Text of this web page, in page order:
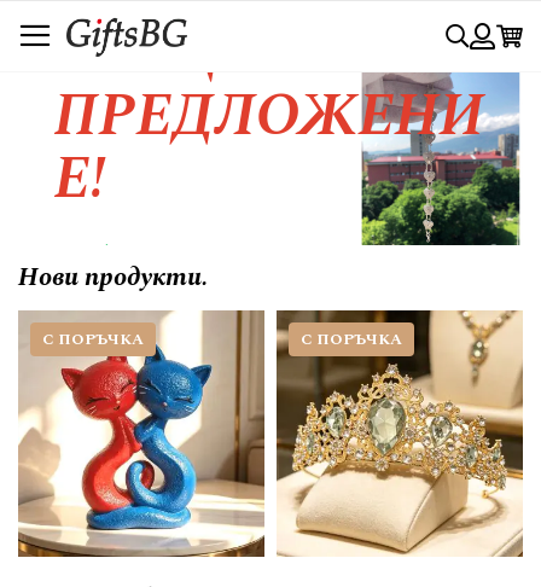
към
съдържанието
Търси
СПЕЦИАЛНО
ПРЕДЛОЖЕНИ
Е!
Любовта се изразява с красивия
жест.....
Нови продукти.
С ПОРЪЧКА С ПОРЪЧКА